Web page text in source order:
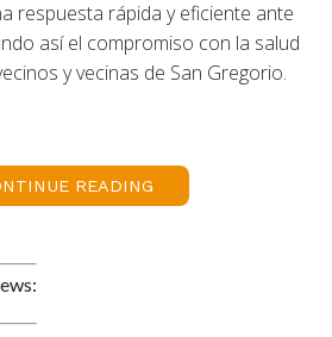
respuesta rápida y eficiente ante
así el compromiso con la salud
y vecinas de San Gregorio.
salud del Municipio. Este nuevo
Arenas, como los
y mamográficos, organizados
READING